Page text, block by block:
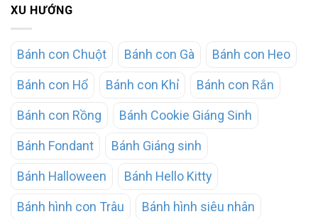
XU HƯỚNG
Bánh con Chuột Bánh con Gà Bánh con Heo
Bánh con Hổ Bánh con Khỉ Bánh con Rắn
Bánh con Rồng Bánh Cookie Giáng Sinh
Bánh Fondant Bánh Giáng sinh
Bánh Halloween Bánh Hello Kitty
Bánh hình con Trâu Bánh hình siêu nhân